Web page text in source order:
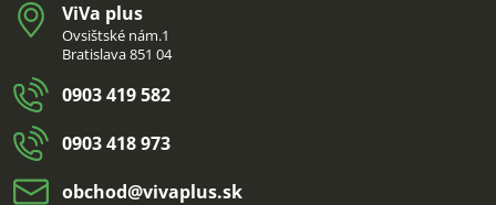
ViVa plus
Ovsištské nám.1
Bratislava 851 04
0903 419 582
0903 418 973
obchod​@vivaplus​.sk